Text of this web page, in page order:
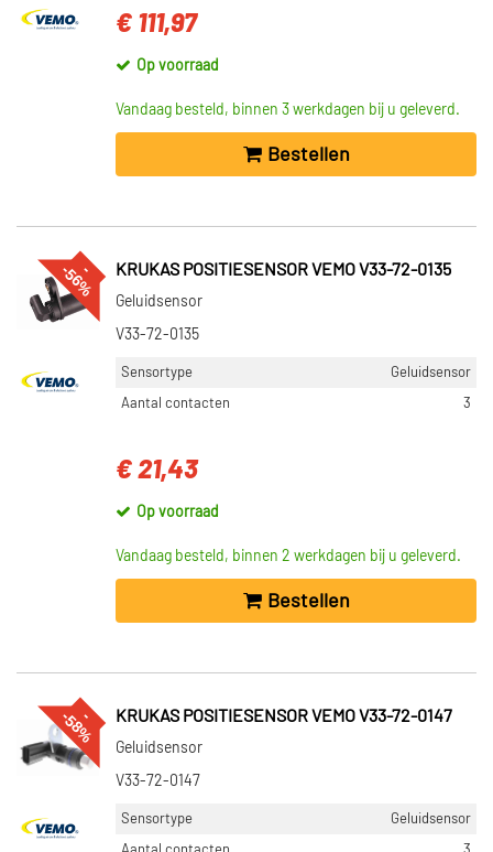
€ 111,97
Op voorraad
Vandaag besteld, binnen 3 werkdagen bij u geleverd.
Bestellen
--
5
6
% KRUKAS POSITIESENSOR VEMO V33-72-0135
Geluidsensor
V33-72-0135
Sensortype
Geluidsensor
Aantal contacten
3
€ 21,43
Op voorraad
Vandaag besteld, binnen 2 werkdagen bij u geleverd.
Bestellen
--
5
8
% KRUKAS POSITIESENSOR VEMO V33-72-0147
Geluidsensor
V33-72-0147
Sensortype
Geluidsensor